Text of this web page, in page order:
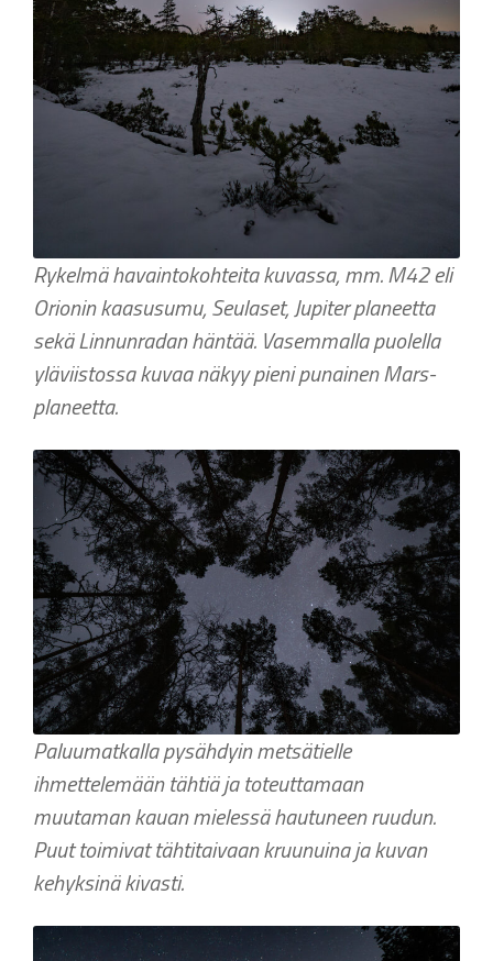
Rykelmä havaintokohteita kuvassa, mm. M42 eli
Orionin kaasusumu, Seulaset, Jupiter planeetta
sekä Linnunradan häntää. Vasemmalla puolella
yläviistossa kuvaa näkyy pieni punainen Mars-
planeetta.
Paluumatkalla pysähdyin metsätielle
ihmettelemään tähtiä ja toteuttamaan
muutaman kauan mielessä hautuneen ruudun.
Puut toimivat tähtitaivaan kruunuina ja kuvan
kehyksinä kivasti.